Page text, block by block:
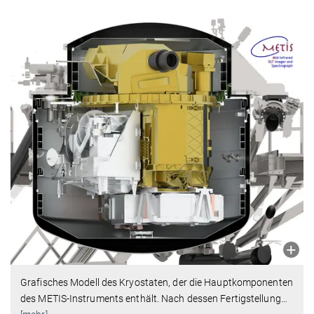
Grafisches Modell des Kryostaten, der die Hauptkomponenten
des METIS-Instruments enthält. Nach dessen Fertigstellung